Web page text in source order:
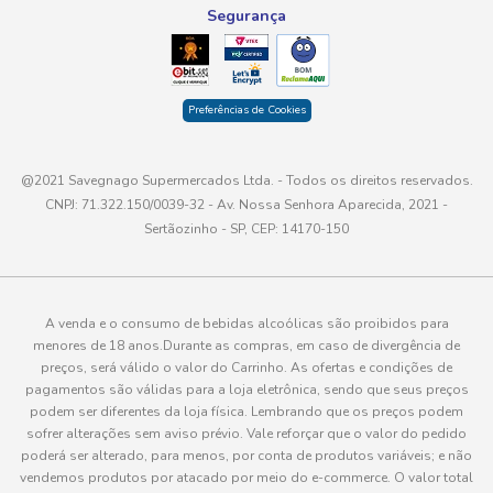
sabor, recheios generosos e aquele toque de sobremesa
de confeitaria dentro do freezer de casa.
Tamanhos que acompanham o ritmo da
que o doce aparece só no fim de semana, e tem casa em
que sempre tem alguém abrindo o freezer atrás de uma
pote de sorvete 1 litro costuma ser a escolha ideal
para quem mora sozinho, casais ou famílias que preferem
variar os sabores e ter mais de um pote na geladeira sem
ocupar tanto espaço. Ele também é ótimo para quem
gosta de testar sabores novos sem se comprometer com
uma quantidade muito grande.
Segurança
Preferências de Cookies
@2021 Savegnago Supermercados Ltda. - Todos os direitos reservados.
CNPJ: 71.322.150/0039-32 - Av. Nossa Senhora Aparecida, 2021 -
Sertãozinho - SP, CEP: 14170-150
A venda e o consumo de bebidas alcoólicas são proibidos para
menores de 18 anos.Durante as compras, em caso de divergência de
preços, será válido o valor do Carrinho. As ofertas e condições de
pagamentos são válidas para a loja eletrônica, sendo que seus preços
podem ser diferentes da loja física. Lembrando que os preços podem
sofrer alterações sem aviso prévio. Vale reforçar que o valor do pedido
poderá ser alterado, para menos, por conta de produtos variáveis; e não
vendemos produtos por atacado por meio do e-commerce. O valor total